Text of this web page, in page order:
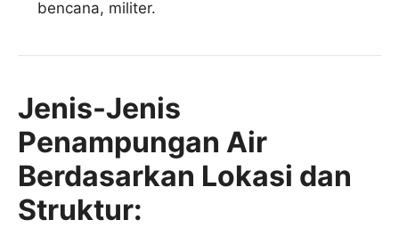
bencana, militer.
Jenis-Jenis
Penampungan Air
Berdasarkan Lokasi dan
Struktur: